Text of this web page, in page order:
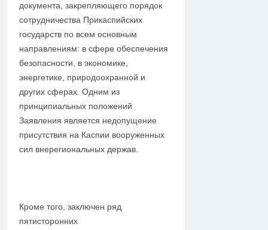
документа, закрепляющего порядок
сотрудничества Прикаспийских
государств по всем основным
направлениям: в сфере обеспечения
безопасности, в экономике,
энергетике, природоохранной и
других сферах. Одним из
принципиальных положений
Заявления является недопущение
присутствия на Каспии вооруженных
сил внерегиональных держав.
Кроме того, заключен ряд
пятисторонних